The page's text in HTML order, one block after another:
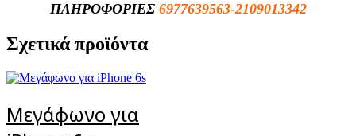
ΠΛΗΡΟΦΟΡΙΕΣ 6977639563-2109013342
Σχετικά προϊόντα
Μεγάφωνο για